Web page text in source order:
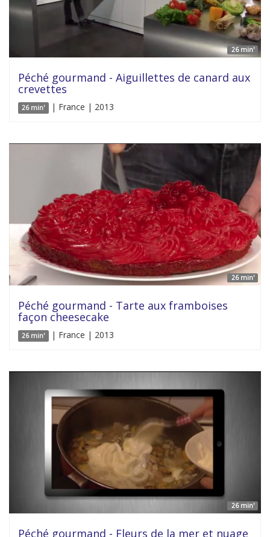
26 min'
Péché gourmand - Aiguillettes de canard aux
crevettes
26 min' | France | 2013
26 min'
Péché gourmand - Tarte aux framboises
façon cheesecake
26 min' | France | 2013
26 min'
Péché gourmand - Fleurs de la mer et nuage